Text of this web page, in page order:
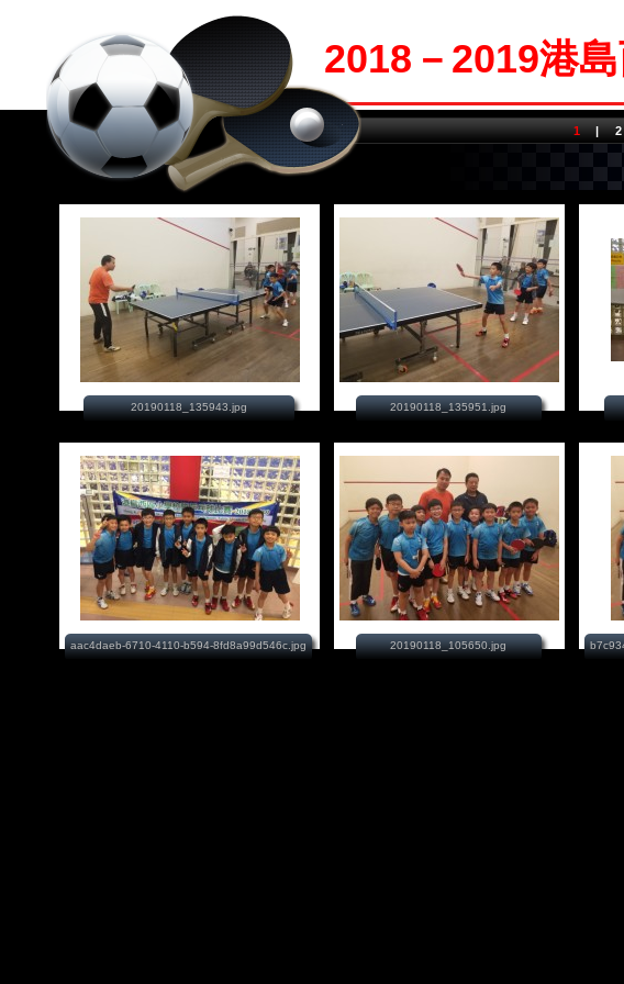
2018－2019港
1 | 2
20190118_135943.jpg 20190118_135951.jpg
aac4daeb-6710-4110-b594-8fd8a99d546c.jpg 20190118_105650.jpg